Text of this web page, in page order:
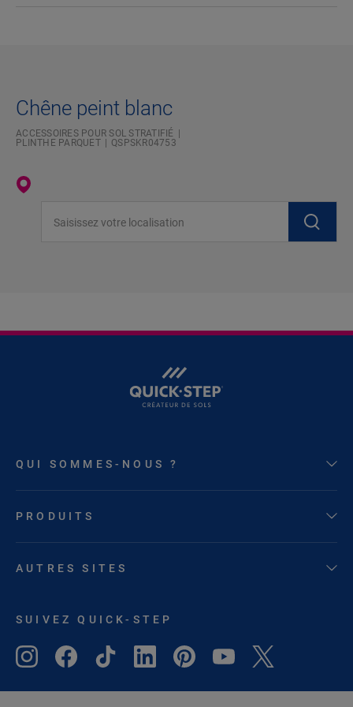
Chêne peint blanc
ACCESSOIRES POUR SOL STRATIFIÉ
PLINTHE PARQUET
QSPSKR04753
QUI SOMMES-NOUS ?
PRODUITS
AUTRES SITES
SUIVEZ QUICK-STEP